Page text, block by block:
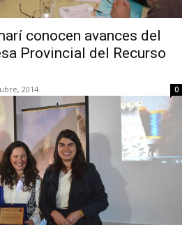
conocen avances del
Provincial del Recurso
2014 0